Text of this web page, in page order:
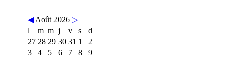
◀ Août 2026 ▷
l
m m j v s
d
27 28 29 30 31 1
2
3
4 5 6 7 8
9